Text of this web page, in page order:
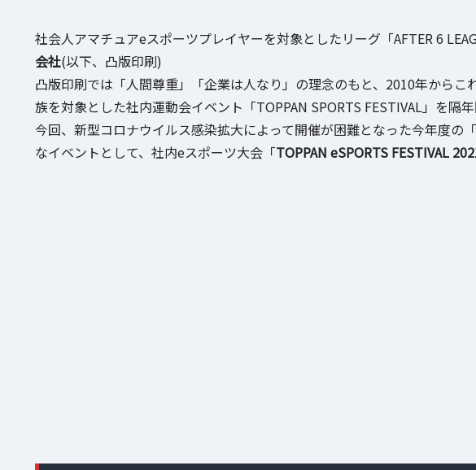
社会人アマチュアeスポーツプレイヤーを対象としたリーグ「AFTER 6
会社(以下、凸版印刷)
凸版印刷では「人間尊重」「企業は人なり」の理念のもと、2010年から
族を対象とした社内運動会イベント「TOPPAN SPORTS FESTIVAL」を隔年
今回、新型コロナウイルス感染拡大によって開催が困難となった今年度の
なイベントとして、社内eスポーツ大会「TOPPAN eSPORTS FESTIVAL